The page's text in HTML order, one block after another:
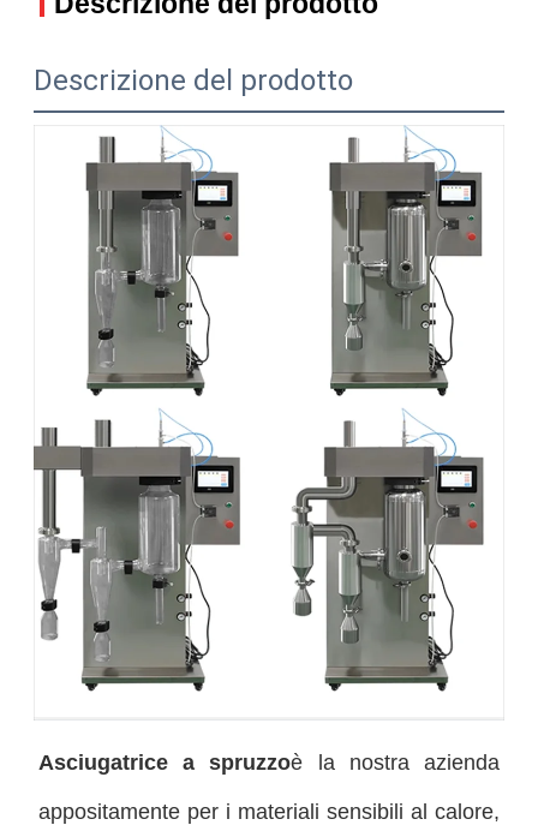
Descrizione del prodotto
Asciugatrice a spruzzoè la nostra azienda
appositamente per i materiali sensibili al calore,